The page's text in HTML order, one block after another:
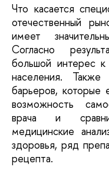
Что касается
отечественный
имеет
Согласно
большой интерес
населения.
барьеров, которые
возможность
врача и
медицинские
здоровья, ряд
рецепта.